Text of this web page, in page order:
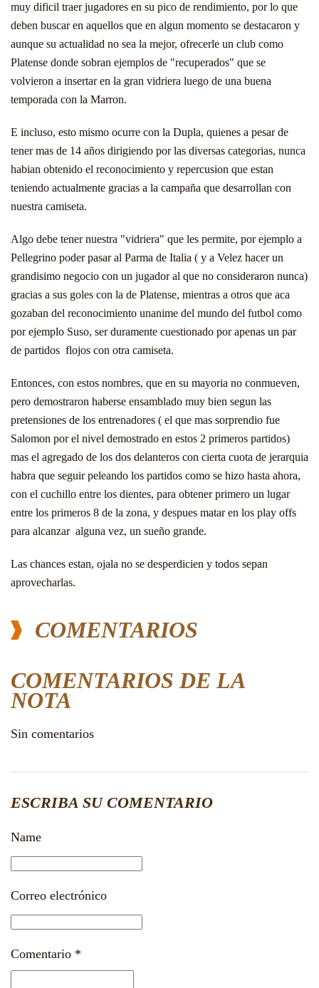
muy dificil traer jugadores en su pico de rendimiento, por lo que
deben buscar en aquellos que en algun momento se destacaron y
aunque su actualidad no sea la mejor, ofrecerle un club como
Platense donde sobran ejemplos de "recuperados" que se
volvieron a insertar en la gran vidriera luego de una buena
temporada con la Marron.
E incluso, esto mismo ocurre con la Dupla, quienes a pesar de
tener mas de 14 años dirigiendo por las diversas categorias, nunca
habian obtenido el reconocimiento y repercusion que estan
teniendo actualmente gracias a la campaña que desarrollan con
nuestra camiseta.
Algo debe tener nuestra "vidriera" que les permite, por ejemplo a
Pellegrino poder pasar al Parma de Italia ( y a Velez hacer un
grandisimo negocio con un jugador al que no consideraron nunca)
gracias a sus goles con la de Platense, mientras a otros que aca
gozaban del reconocimiento unanime del mundo del futbol como
por ejemplo Suso, ser duramente cuestionado por apenas un par
de partidos flojos con otra camiseta.
Entonces, con estos nombres, que en su mayoria no conmueven,
pero demostraron haberse ensamblado muy bien segun las
pretensiones de los entrenadores ( el que mas sorprendio fue
Salomon por el nivel demostrado en estos 2 primeros partidos)
mas el agregado de los dos delanteros con cierta cuota de jerarquia
habra que seguir peleando los partidos como se hizo hasta ahora,
con el cuchillo entre los dientes, para obtener primero un lugar
entre los primeros 8 de la zona, y despues matar en los play offs
para alcanzar alguna vez, un sueño grande.
Las chances estan, ojala no se desperdicien y todos sepan
aprovecharlas.
COMENTARIOS
COMENTARIOS DE LA
NOTA
Sin comentarios
ESCRIBA SU COMENTARIO
Name
Correo electrónico
Comentario *